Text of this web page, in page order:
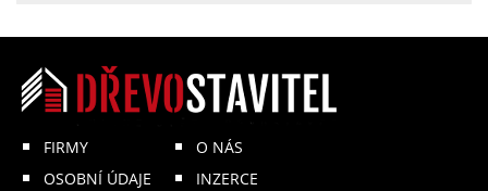
FIRMY
OSOBNÍ ÚDAJE
O NÁS
INZERCE